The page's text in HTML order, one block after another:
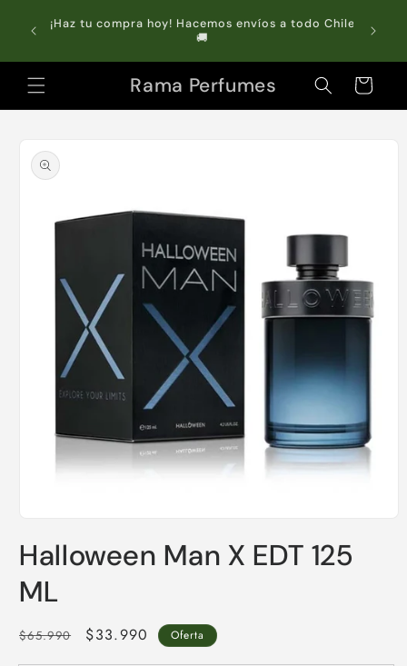
directamente
al contenido
Chile Compra online y retira GRATIS en tienda 🏬
Rama Perfumes Carrito
a la
información
multimedia
1
en
una
ventana
Halloween Man X EDT 125
ML
Precio
$65.990
Precio
$33.990 Oferta